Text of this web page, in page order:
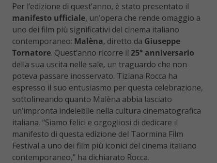
Per l’edizione di quest’anno, è stato presentato il
manifesto ufficiale, un’opera che rende omaggio a
uno dei film più significativi del cinema italiano
contemporaneo: Malèna, diretto da Giuseppe
Tornatore. Quest’anno ricorre il 25° anniversario
della sua uscita nelle sale, un traguardo che non
poteva passare inosservato. Tiziana Rocca ha
espresso il suo entusiasmo per questa celebrazione,
sottolineando quanto Malèna abbia lasciato
un’impronta indelebile nella cultura cinematografica
italiana. “Siamo felici e orgogliosi di dedicare il
manifesto di questa edizione del Taormina Film
Festival a uno dei film più iconici del cinema italiano
contemporaneo,” ha dichiarato Rocca.